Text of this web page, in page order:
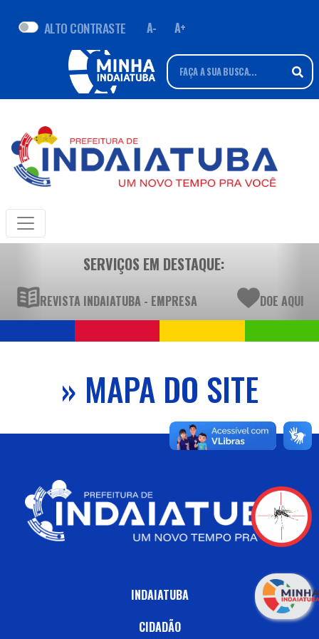
ALTO CONTRASTE A- A+
SERVIÇOS EM DESTAQUE:
REVISTA INDAIATUBA - EMPRESA DOE AQUI
» MAPA DO SITE
INDAIATUBA
CIDADÃO